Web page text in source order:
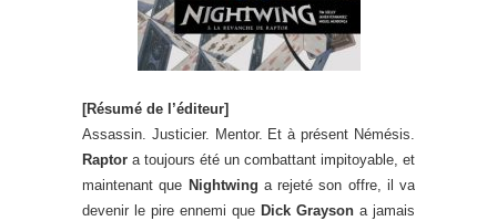
[Résumé de l’éditeur]
Assassin. Justicier. Mentor. Et à présent Némésis.
Raptor a toujours été un combattant impitoyable, et
maintenant que Nightwing a rejeté son offre, il va
devenir le pire ennemi que Dick Grayson a jamais